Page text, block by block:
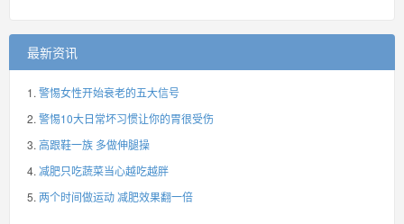
最新资讯
警惕女性开始衰老的五大信号
警惕10大日常坏习惯让你的胃很受伤
高跟鞋一族 多做伸腿操
减肥只吃蔬菜当心越吃越胖
两个时间做运动 减肥效果翻一倍